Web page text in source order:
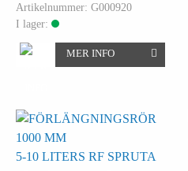
Artikelnummer: G000920
I lager:
MER INFO
5-10 LITERS RF SPRUTA